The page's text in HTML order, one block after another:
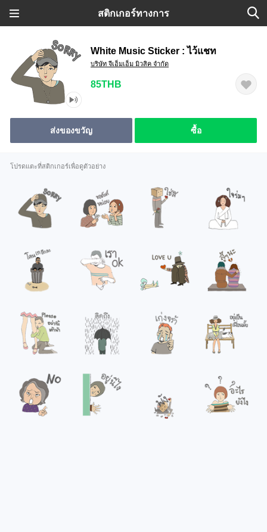
สติกเกอร์ทางการ
White Music Sticker : ไว้แชท
บริษัท จีเอ็มเอ็ม มิวสิค จำกัด
85THB
ส่งของขวัญ ซื้อ
โปรดแตะที่สติกเกอร์เพื่อดูตัวอย่าง